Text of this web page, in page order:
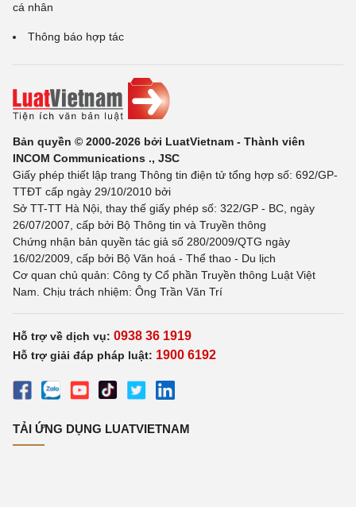
cá nhân
Thông báo hợp tác
Bản quyền © 2000-2026 bởi LuatVietnam - Thành viên
INCOM Communications ., JSC
Giấy phép thiết lập trang Thông tin điện tử tổng hợp số: 692/GP-
TTĐT cấp ngày 29/10/2010 bởi
Sở TT-TT Hà Nội, thay thế giấy phép số: 322/GP - BC, ngày
26/07/2007, cấp bởi Bộ Thông tin và Truyền thông
Chứng nhận bản quyền tác giả số 280/2009/QTG ngày
16/02/2009, cấp bởi Bộ Văn hoá - Thể thao - Du lịch
Cơ quan chủ quản: Công ty Cổ phần Truyền thông Luật Việt
Nam. Chịu trách nhiệm: Ông Trần Văn Trí
Hỗ trợ về dịch vụ: 0938 36 1919
Hỗ trợ giải đáp pháp luật: 1900 6192
TẢI ỨNG DỤNG LUATVIETNAM